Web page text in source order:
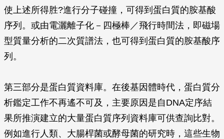
使上述所得胜?進行分子碰撞，可得到蛋白質的胺基酸
序列。或由電灑離子化－四極棒／飛行時間法，即磁場
型質量分析的二次質譜法，也可得到蛋白質的胺基酸序
列。
第三部分是蛋白質資料庫。在後基因體時代，蛋白質分
析鑑定工作不再遙不可及，主要原因是自DNA定序結
果所推演建立的大量蛋白質序列資料庫可供查詢比對。
例如進行人類、大腸桿菌或酵母菌的研究時，這些生物